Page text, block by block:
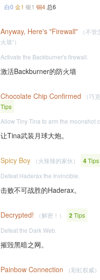
白0 金1 银1 铜4 总6
Anyway, Here's "Firewall"
（不
火墙“）
Activate the Backburner's firewall.
激活Backburner的防火墙
Chocolate Chip Confirmed （巧
Tips
Allow Tiny Tina to arm the moonshot
让Tina武装月球大炮。
Spicy Boy （火辣辣的家伙） 4Tips
Defeat Haderax the Invincible.
击败不可战胜的Haderax。
Decrypted! （解密！） 2Tips
Defeat the Dark Web.
摧毁黑暗之网。
Painbow Connection （彩虹权威）